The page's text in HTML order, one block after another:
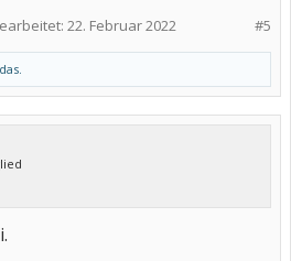
#5
22. Februar 2022